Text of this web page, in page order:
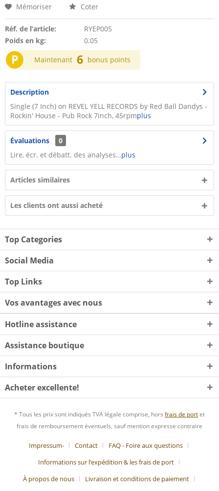
Mémoriser Coter
Réf. de l’article:
RYEP005
Poids en kg:
0.05
P Maintenant 6 bonus points
Description
Single (7 Inch) on REVEL YELL RECORDS by Red Ball Dandys -
Rockin' House - Pub Rock 7inch, 45rpmplus
Évaluations
0
Lire, écr. et débatt. des analyses…plus
Articles similaires
Les clients ont aussi acheté
Top Categories
Social Media
Top Links
Vos avantages avec nous
Hotline assistance
Assistance boutique
Informations
Acheter excellente!
* Tous les prix sont indiqués TVA légale comprise, hors frais de portet
frais de remboursement éventuels, sauf mention expresse contraire
Impressum- Contact
FAQ - Foire aux questions
Informations sur l’expédition & les frais de port
À propos de nous
Livraison et conditions de paiement